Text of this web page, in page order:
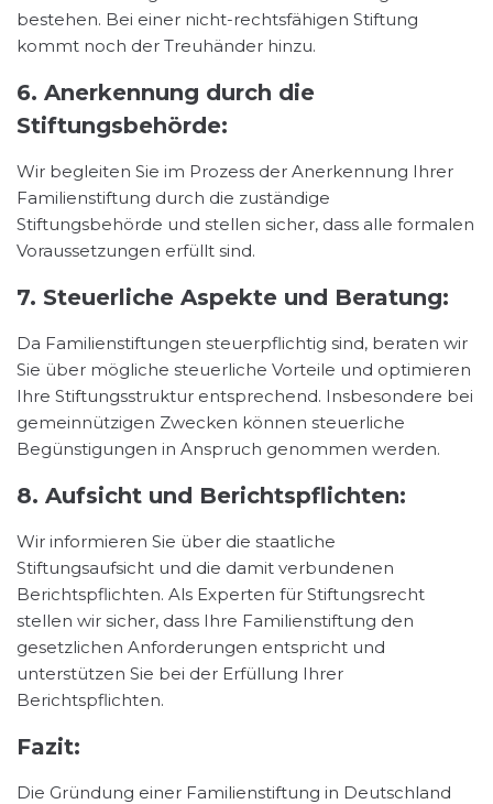
bestehen. Bei einer nicht-rechtsfähigen Stiftung
kommt noch der Treuhänder hinzu.
6. Anerkennung durch die
Stiftungsbehörde:
Wir begleiten Sie im Prozess der Anerkennung Ihrer
Familienstiftung durch die zuständige
Stiftungsbehörde und stellen sicher, dass alle formalen
Voraussetzungen erfüllt sind.
7. Steuerliche Aspekte und Beratung:
Da Familienstiftungen steuerpflichtig sind, beraten wir
Sie über mögliche steuerliche Vorteile und optimieren
Ihre Stiftungsstruktur entsprechend. Insbesondere bei
gemeinnützigen Zwecken können steuerliche
Begünstigungen in Anspruch genommen werden.
8. Aufsicht und Berichtspflichten:
Wir informieren Sie über die staatliche
Stiftungsaufsicht und die damit verbundenen
Berichtspflichten. Als Experten für Stiftungsrecht
stellen wir sicher, dass Ihre Familienstiftung den
gesetzlichen Anforderungen entspricht und
unterstützen Sie bei der Erfüllung Ihrer
Berichtspflichten.
Fazit:
Die Gründung einer Familienstiftung in Deutschland